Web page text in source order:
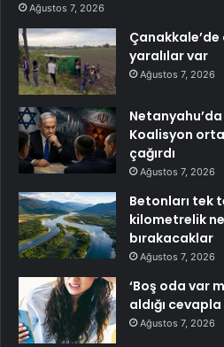
Ağustos 7, 2026
yaralılar var
Ağustos 7, 2026
Koalisyon
çağırdı
Ağustos 7, 2026
Betonları tek
kilometrelik
bırakacaklar
Ağustos 7, 2026
‘Boş oda var
aldığı
Ağustos 7, 2026